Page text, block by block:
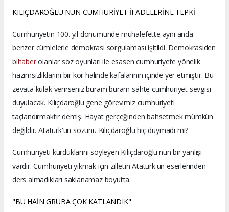
KILIÇDAROĞLU'NUN CUMHURİYET İFADELERİNE TEPKİ
Cumhuriyetin 100. yıl dönümünde muhalefette aynı anda
benzer cümlelerle demokrasi sorgulaması işitildi. Demokrasiden
bihaberolanlar söz oyunları ile esasen cumhuriyete yönelik
hazımsızlıklarını bir kor halinde kafalarının içinde yer etmiştir. Bu
zevata kulak verirseniz buram buram sahte cumhuriyet sevgisi
duyulacak. Kılıçdaroğlu gene görevimiz cumhuriyeti
taçlandırmaktır demiş. Hayat gerçeğinden bahsetmek mümkün
değildir. Atatürk'ün sözünü Kılıçdaroğlu hiç duymadı mı?
Cumhuriyeti kurduklarını söyleyen Kılıçdaroğlu'nun bir yanlışı
vardır. Cumhuriyeti yıkmak için zilletin Atatürk'ün eserlerinden
ders almadıkları saklanamaz boyutta.
"BU HAİN GRUBA ÇOK KATLANDIK"